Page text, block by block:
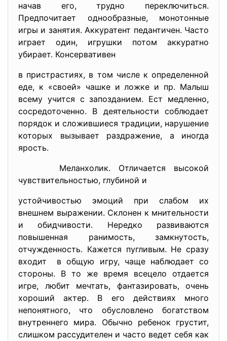
начав его, трудно переключиться.
Предпочитает однообразные, монотонные
игры и занятия. Аккуратент педантичен. Часто
играет один, игрушки потом аккуратно
убирает. Консервативен
в пристрастиях, в том числе к определенной
еде, к «своей» чашке и ложке и пр. Малыш
всему учится с запозданием. Ест медленно,
сосредоточенно. В деятельности соблюдает
порядок и сложившиеся традиции, нарушение
которых вызывает раздражение, а иногда
ярость.
Меланхолик. Отличается высокой
чувствительностью, глубиной и
устойчивостью эмоций при слабом их
внешнем выражении. Склонен к мнительности
и обидчивости. Нередко развиваются
повышенная ранимость, замкнутость,
отчужденность. Кажется пугливым. Не сразу
входит в общую игру, чаще наблюдает со
стороны. В то же время всецело отдается
игре, любит мечтать, фантазировать, очень
хороший актер. В его действиях много
непонятного, что обусловлено богатством
внутреннего мира. Обычно ребенок грустит,
слишком рассудителен и часто ведет себя как